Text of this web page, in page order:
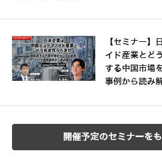
【セミナー】
イド産業とど
する中国市場
事例から読み
開催予定のセミナーを